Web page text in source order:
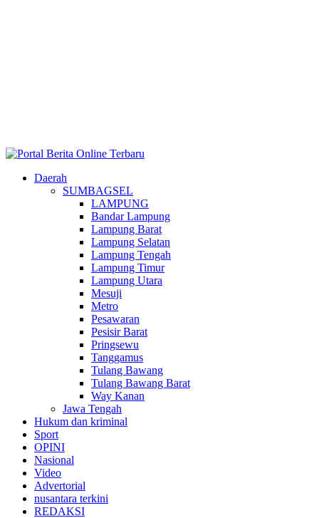
Daerah
SUMBAGSEL
LAMPUNG
Bandar Lampung
Lampung Barat
Lampung Selatan
Lampung Tengah
Lampung Timur
Lampung Utara
Mesuji
Metro
Pesawaran
Pesisir Barat
Pringsewu
Tanggamus
Tulang Bawang
Tulang Bawang Barat
Way Kanan
Jawa Tengah
Hukum dan kriminal
Sport
OPINI
Nasional
Video
Advertorial
nusantara terkini
REDAKSI